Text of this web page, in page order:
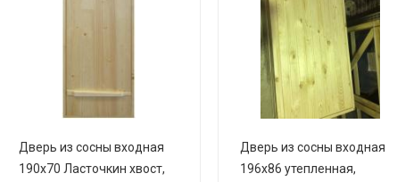
Дверь из сосны входная
190х70 Ласточкин хвост,
Дверь из сосны входная
196х86 утепленная,